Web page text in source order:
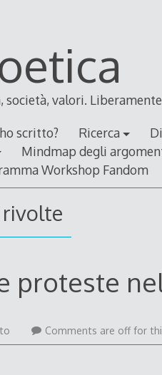
società, valori. Liberamente
scritto? Ricerca
Mindmap degli
Workshop Fandom
rivolte
proteste
Comments are off for